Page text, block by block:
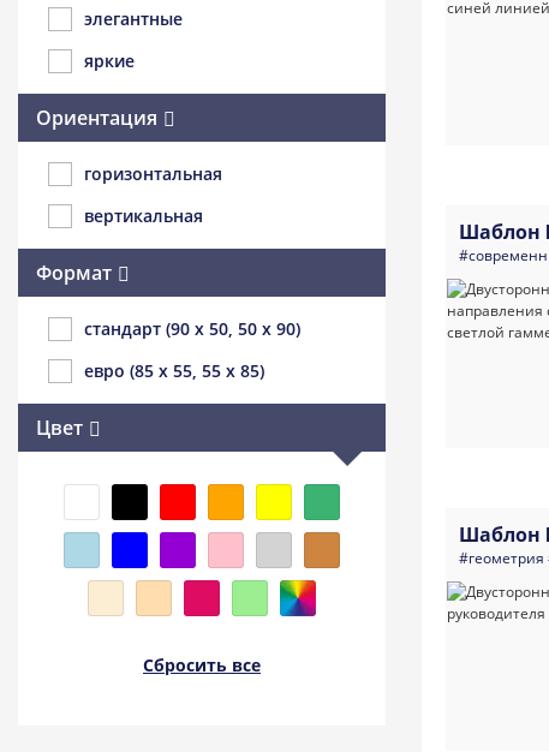
элегантные
яркие
Ориентация
горизонтальная
вертикальная
Формат
стандарт (90 x 50, 50 x 90)
евро (85 x 55, 55 x 85)
Цвет
Сбросить все
Шаблон
Шаблон
#геометрия